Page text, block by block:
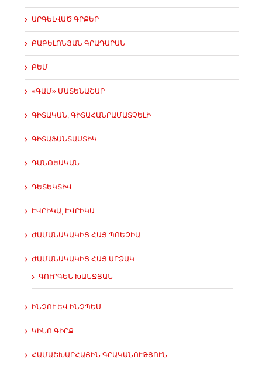
ԱՐԳԵԼՎԱԾ ԳՐՔԵՐ
ԲԱԲԵԼՈՆՅԱՆ ԳՐԱԴԱՐԱՆ
ԲԵՄ
«ԳԱՄ» ՄԱՏԵՆԱՇԱՐ
ԳԻՏԱԿԱՆ, ԳԻՏԱՀԱՆՐԱՄԱՏՉԵԼԻ
ԳԻՏԱՖԱՆՏԱՍՏԻԿ
ԴԱՆԹԵԱԿԱՆ
ԴԵՏԵԿՏԻՎ
ԷՎՐԻԿԱ, ԷՎՐԻԿԱ
ԺԱՄԱՆԱԿԱԿԻՑ ՀԱՅ ՊՈԵԶԻԱ
ԺԱՄԱՆԱԿԱԿԻՑ ՀԱՅ ԱՐՁԱԿ
ԳՈՒՐԳԵՆ ԽԱՆՋՅԱՆ
ԻՆՉՈՒ ԵՎ ԻՆՉՊԵՍ
ԿԻՆՈ ԳԻՐՔ
ՀԱՄԱՇԽԱՐՀԱՅԻՆ ԳՐԱԿԱՆՈՒԹՅՈՒՆ